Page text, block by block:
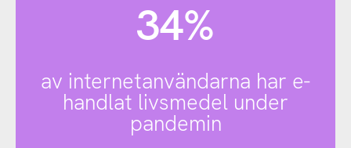
34%
av internetanvändarna har e-
handlat livsmedel under
pandemin